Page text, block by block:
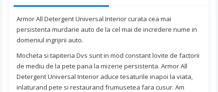
Armor All Detergent Universal Interior curata cea mai
persistenta murdarie auto de la cel mai de incredere nume in
domeniul ingrijirii auto.
Mocheta si tapiteria Dvs sunt in mod constant lovite de factorii
de mediu de la pete pana la mizerie persistenta. Armor All
Detergent Universal Interior aduce tesaturile inapoi la viata,
inlaturand pete si restaurand frumusetea fara cusur. Am